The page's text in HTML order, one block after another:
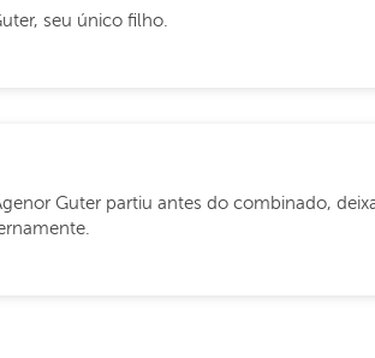
seu único filho.
Guter partiu antes do combinado,